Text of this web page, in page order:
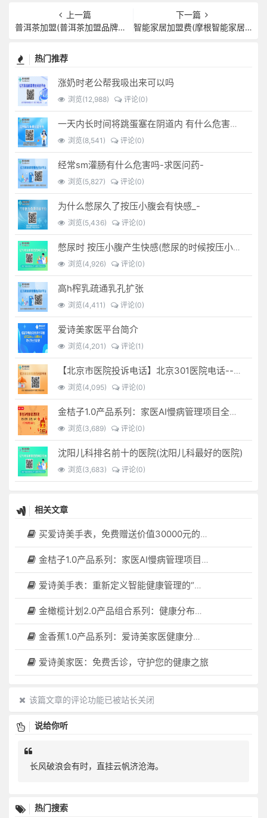
上一篇
普洱茶加盟(普洱茶加盟品牌有哪些)
下一篇
智能家居加盟费(摩根智能家居加盟费)
热门推荐
涨奶时老公帮我吸出来可以吗
浏览(12,988) 评论(0)
一天内长时间将跳蛋塞在阴道内 有什么危害免...(跳蛋是放哪里)
浏览(8,541) 评论(0)
经常sm灌肠有什么危害吗-求医问药-
浏览(5,827) 评论(0)
为什么憋尿久了按压小腹会有快感_-
浏览(5,436) 评论(0)
憋尿时 按压小腹产生快感(憋尿的时候按压小腹是什么感觉)
浏览(4,926) 评论(0)
高h榨乳疏通乳孔扩张
浏览(4,411) 评论(0)
爱诗美家医平台简介
浏览(4,201) 评论(1)
【北京市医院投诉电话】北京301医院电话--(北京301医院投诉电话多少)
浏览(4,095) 评论(0)
金桔子1.0产品系列：家医AI慢病管理项目全国招募区域合伙人，低投入，高回报，长收益
浏览(3,689) 评论(0)
沈阳儿科排名前十的医院(沈阳儿科最好的医院)
浏览(3,683) 评论(0)
相关文章
买爱诗美手表，免费赠送价值30000元的数智化门店系统一套（含硬件）
金桔子1.0产品系列：家医AI慢病管理项目全国招募区域合伙人，低投入，高回报，长收益
爱诗美手表：重新定义智能健康管理的“医疗级守护者”
金橄榄计划2.0产品组合系列：健康分布机（健康一体机）+慢病管理系统，可落地在健康小屋，社区服务中心等等
金香蕉1.0产品系列：爱诗美家医健康分布机，健康一体机，社区服务中心，药店，健康小屋都需要
爱诗美家医：免费舌诊，守护您的健康之旅
该篇文章的评论功能已被站长关闭
说给你听
长风破浪会有时，直挂云帆济沧海。
热门搜索